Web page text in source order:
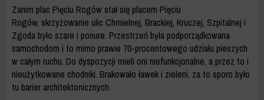
Zanim plac Pięciu Rogów stał się placem Pięciu
Rogów, skrzyżowanie ulic Chmielnej, Brackiej, Kruczej, Szpitalnej i
Zgoda było szare i ponure. Przestrzeń była podporządkowana
samochodom i to mimo prawie 70-procentowego udziału pieszych
w całym ruchu. Do dyspozycji mieli oni niefunkcjonalne, a przez to i
nieużytkowane chodniki. Brakowało ławek i zieleni, za to sporo było
tu barier architektonicznych.